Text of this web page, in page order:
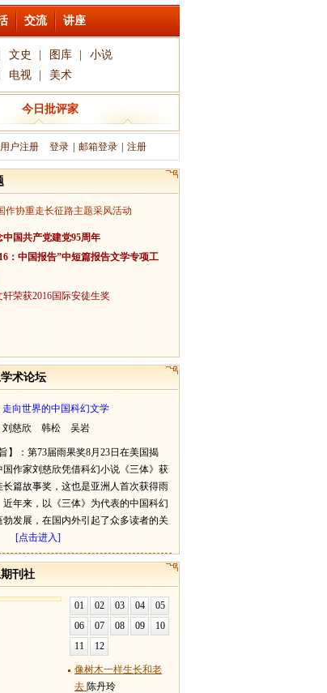
交流 讲座
文史 图库
小说
电视 美术
今日批评家
户注册 登录 邮箱登录 注册
中国共产党建党95周年
：中国报告”中短篇报告文学专项工
轩荣获2016国际安徒生奖
术论坛
走向世界的中国科幻文学
刘慈欣 韩松 吴岩
】：第73届雨果奖8月23日在美国揭
国作家刘慈欣凭借科幻小说《三体》获
长篇故事奖，这也是亚洲人首次获得雨
近年来，以《三体》为代表的中国科幻
勃发展，在国内外引起了众多读者的关
[点击进入]
刊社
01 02 03 04
05
06
07 08 09
10
11
12
像树木一样生长和老
去 陈丹玲